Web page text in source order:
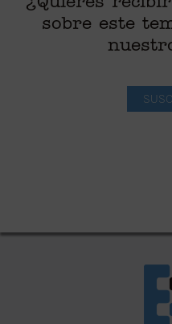
¿Quieres
sobre este